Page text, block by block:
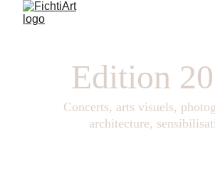
Edition
Concerts, arts visuels,
architecture,